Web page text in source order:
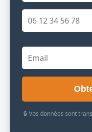
🔒 Vos données sont